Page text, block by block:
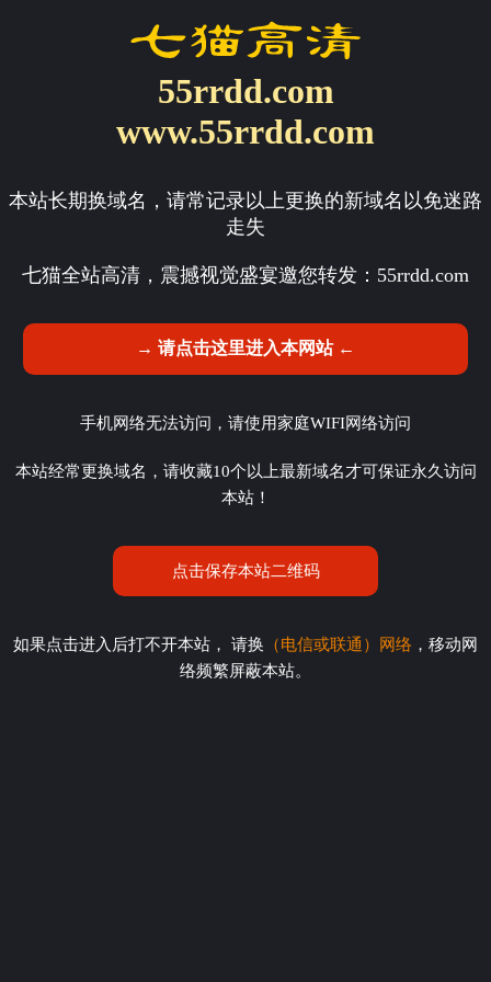
55rrdd.com
www.55rrdd.com
本站长期换域名，请常记录以上更换的新域名以免迷路
走失
七猫全站高清，震撼视觉盛宴邀您转发： 55rrdd.com
→ 请点击这里进入本网站 ←
手机网络无法访问，请使用家庭WIFI网络访问
本站经常更换域名，请收藏10个以上最新域名才可保证永久访问
本站！
点击保存本站二维码
如果点击进入后打不开本站， 请换 （电信或联通）网络 ，移动网
络频繁屏蔽本站。